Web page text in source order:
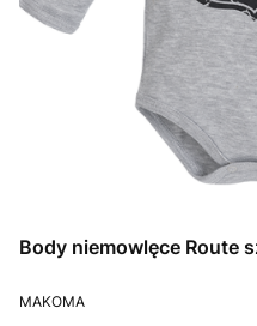
PRODUCENT
MAKOMA